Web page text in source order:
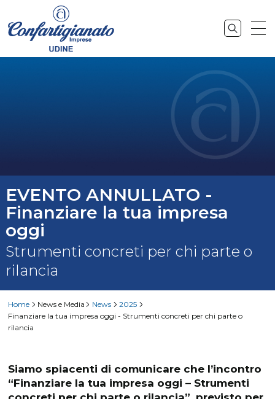
EVENTO ANNULLATO -
Finanziare la tua impresa
oggi
Strumenti concreti per chi parte o
rilancia
Home News e Media News
2025
Finanziare la tua impresa oggi - Strumenti concreti per chi parte o
rilancia
Siamo spiacenti di comunicare che l’incontro
“Finanziare la tua impresa oggi – Strumenti